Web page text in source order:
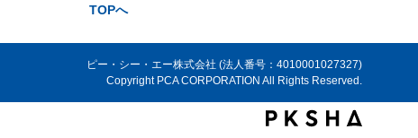
TOPへ
ピー・シー・エー株式会社 (法人番号：4010001027327)
Copyright PCA CORPORATION All Rights Reserved.